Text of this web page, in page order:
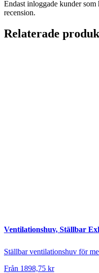
Endast inloggade kunder
recension.
Relaterade
Ventilationshuv, Ställbar
Ställbar ventilationshuv för
Från 1898,75 kr